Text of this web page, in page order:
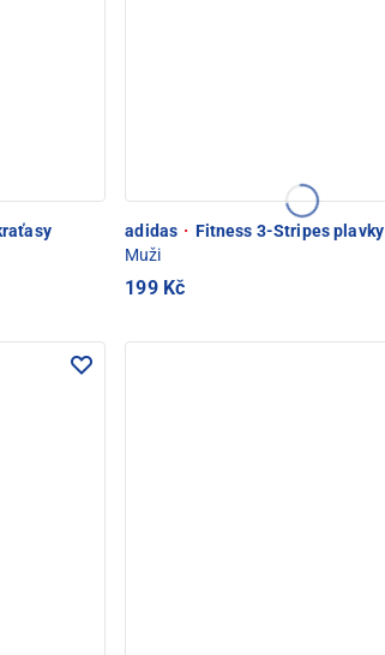
adidas · Fitness 3-Stripes plavky
Muži
199 Kč